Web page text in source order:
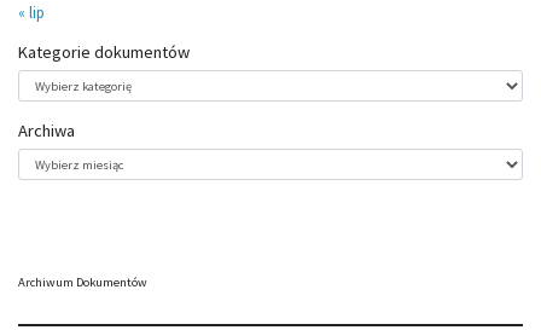
« lip
Kategorie dokumentów
dokumentów
Archiwa
Archiwum Dokumentów